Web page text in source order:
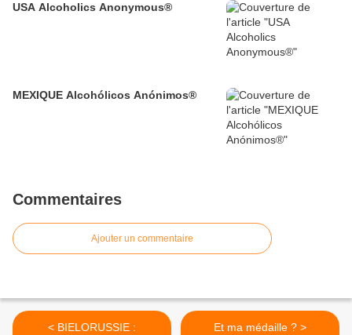
USA Alcoholics Anonymous®
MEXIQUE Alcohólicos Anónimos®
Commentaires
Ajouter un commentaire
< BIELORUSSIE :
Et ma médaille ? >